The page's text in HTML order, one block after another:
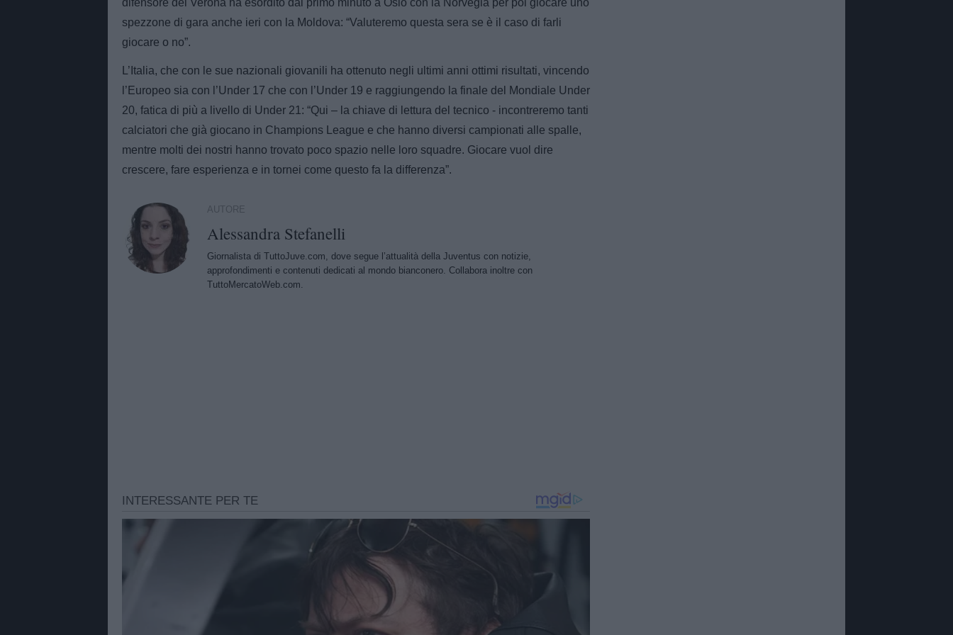
spezzone di gara anche ieri con la Moldova: “Valuteremo questa sera se è il caso di farli
giocare o no”.
L’Italia, che con le sue nazionali giovanili ha ottenuto negli ultimi anni ottimi risultati, vincendo
l’Europeo sia con l’Under 17 che con l’Under 19 e raggiungendo la finale del Mondiale Under
20, fatica di più a livello di Under 21: “Qui – la chiave di lettura del tecnico - incontreremo tanti
calciatori che già giocano in Champions League e che hanno diversi campionati alle spalle,
mentre molti dei nostri hanno trovato poco spazio nelle loro squadre. Giocare vuol dire
crescere, fare esperienza e in tornei come questo fa la differenza”.
AUTORE
Alessandra Stefanelli
Giornalista di TuttoJuve.com, dove segue l’attualità della Juventus con notizie,
approfondimenti e contenuti dedicati al mondo bianconero. Collabora inoltre con
TuttoMercatoWeb.com.